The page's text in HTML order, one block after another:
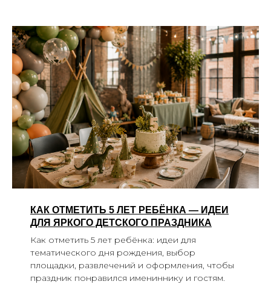
КАК ОТМЕТИТЬ 5 ЛЕТ РЕБЁНКА — ИДЕИ
ДЛЯ ЯРКОГО ДЕТСКОГО ПРАЗДНИКА
Как отметить 5 лет ребёнка: идеи для
тематического дня рождения, выбор
площадки, развлечений и оформления, чтобы
праздник понравился имениннику и гостям.